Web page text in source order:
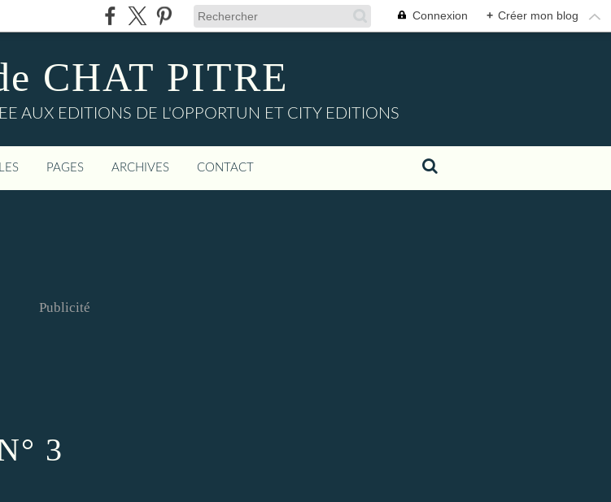
Connexion + Créer mon blog
CHAT PITRE
AUX EDITIONS DE L'OPPORTUN ET CITY EDITIONS
PAGES ARCHIVES CONTACT
Publicité
3